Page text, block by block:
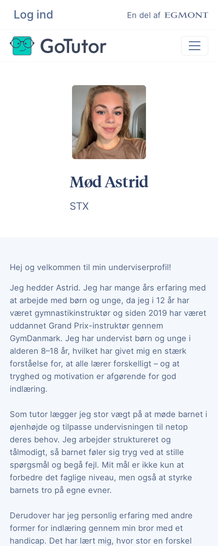
Log ind En del af
Søg
Lektiehjælp
Eksamenshjælp
Hjælp til ordblinde
Kundeudtalelser
Undervisere
Mød Astrid
STX
Hej og velkommen til min underviserprofil!
Jeg hedder Astrid. Jeg har mange års erfaring med
at arbejde med børn og unge, da jeg i 12 år har
været gymnastikinstruktør og siden 2019 har været
uddannet Grand Prix-instruktør gennem
GymDanmark. Jeg har undervist børn og unge i
alderen 8–18 år, hvilket har givet mig en stærk
forståelse for, at alle lærer forskelligt – og at
tryghed og motivation er afgørende for god
indlæring.
Som tutor lægger jeg stor vægt på at møde barnet i
øjenhøjde og tilpasse undervisningen til netop
deres behov. Jeg arbejder struktureret og
tålmodigt, så barnet føler sig tryg ved at stille
spørgsmål og begå fejl. Mit mål er ikke kun at
forbedre det faglige niveau, men også at styrke
barnets tro på egne evner.
Derudover har jeg personlig erfaring med andre
former for indlæring gennem min bror med et
handicap. Det har lært mig, hvor stor en forskel